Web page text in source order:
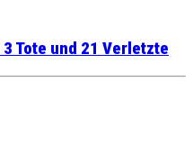
Tote und 21 Verletzte